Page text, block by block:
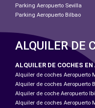
Parking Aeropuerto Sevilla
Parking Aeropuerto Bilbao
ALQUILER DE
ALQUILER DE COCHES EN
Alquiler de coches Aeropuerto
Alquiler de coches Aeropuerto
Alquiler de coche Aeropuerto
Alquiler de coches Aeropuerto